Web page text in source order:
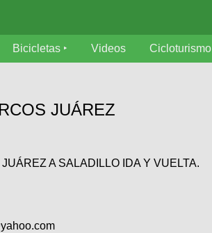
Bicicletas Videos Cicloturismo
JUÁREZ
A SALADILLO IDA Y VUELTA.